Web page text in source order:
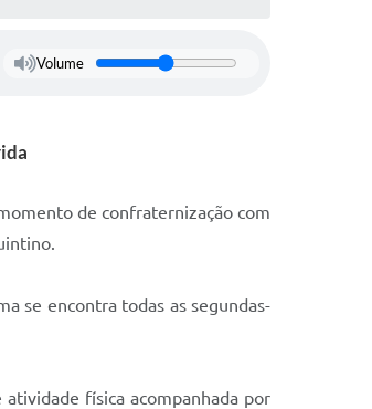
Volume
de confraternização com
se encontra todas as segundas-
física acompanhada por